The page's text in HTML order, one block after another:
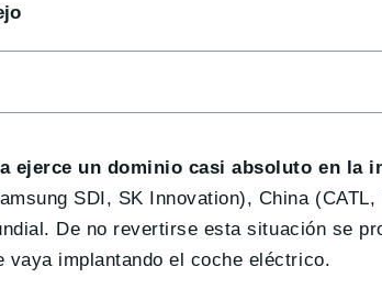
ejerce un dominio casi absoluto en la
SDI, SK Innovation), China
De no revertirse esta situación se
vaya implantando el coche eléctrico.